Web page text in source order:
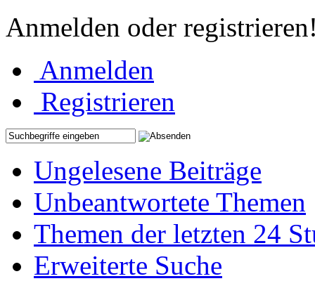
Anmelden oder
Anmelden
Registrieren
Ungelesene Beiträge
Unbeantwortete Themen
Themen der letzten 24
Erweiterte Suche